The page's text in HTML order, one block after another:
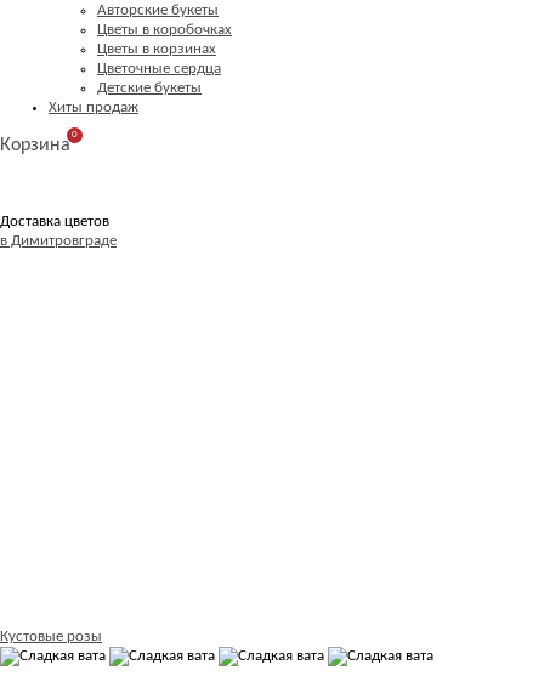
Авторские букеты
Цветы в коробочках
Цветы в корзинах
Цветочные сердца
Детские букеты
Хиты продаж
Корзина
0
Доставка цветов
в Димитровграде
Кустовые розы